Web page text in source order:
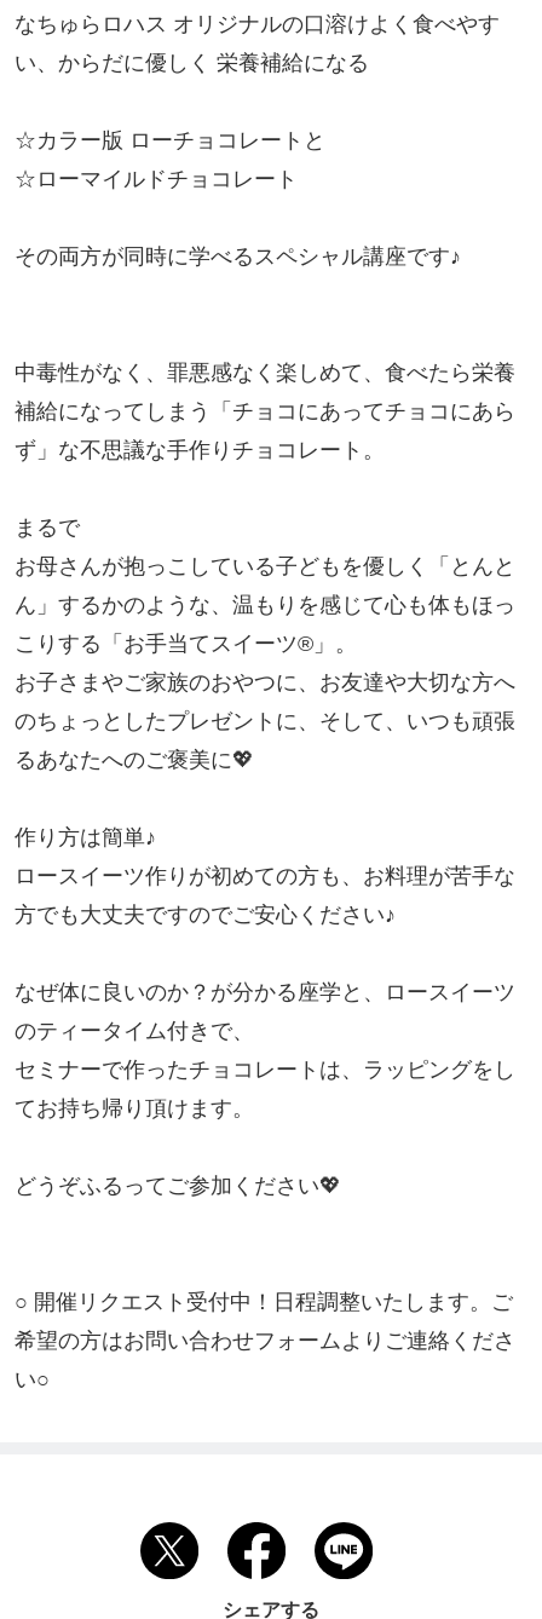
なちゅらロハス オリジナルの口溶けよく食べやす
い、からだに優しく 栄養補給になる
☆カラー版 ローチョコレートと
☆ローマイルドチョコレート
その両方が同時に学べるスペシャル講座です♪
中毒性がなく、罪悪感なく楽しめて、食べたら栄養
補給になってしまう「チョコにあってチョコにあら
ず」な不思議な手作りチョコレート。
まるで
お母さんが抱っこしている子どもを優しく「とんと
ん」するかのような、温もりを感じて心も体もほっ
こりする「お手当てスイーツ®」。
お子さまやご家族のおやつに、お友達や大切な方へ
のちょっとしたプレゼントに、そして、いつも頑張
るあなたへのご褒美に💖
作り方は簡単♪
ロースイーツ作りが初めての方も、お料理が苦手な
方でも大丈夫ですのでご安心ください♪
なぜ体に良いのか？が分かる座学と、ロースイーツ
のティータイム付きで、
セミナーで作ったチョコレートは、ラッピングをし
てお持ち帰り頂けます。
どうぞふるってご参加ください💖
○ 開催リクエスト受付中！日程調整いたします。ご
希望の方はお問い合わせフォームよりご連絡くださ
い○
シェアする